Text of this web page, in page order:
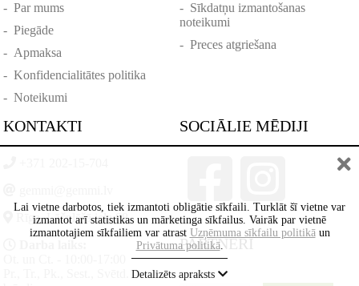
-Par mums
-Piegāde
- Apmaksa
-Konfidencialitātes politika
-Noteikumi
- Sīkdatņu izmantošanas
noteikumi
- Preces atgriešana
KONTAKTI
Rīga, Lāčplēšā iela 88
Pr., Tr., Pk., Sest., Svētd. -
SOCIĀLIE MĒDIJI
PARTNERI
Lai vietne darbotos, tiek izmantoti obligātie sīkfaili. Turklāt šī vietne var
izmantot arī statistikas un mārketinga sīkfailus. Vairāk par vietnē
izmantotajiem sīkfailiem var atrast Uzņēmuma sīkfailu politikāun
Privātuma politikā.
Detalizēts apraksts